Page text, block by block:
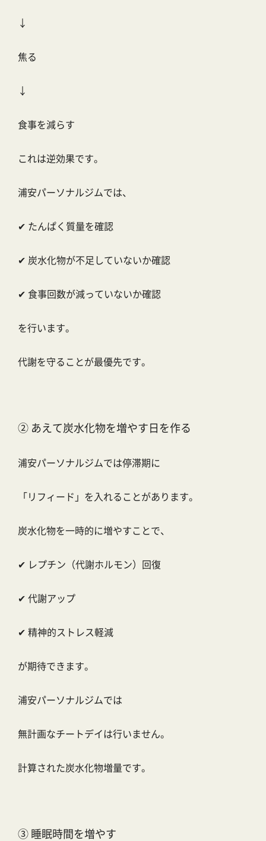
↓
焦る
↓
食事を減らす
これは逆効果です。
浦安パーソナルジムでは、
✔ たんぱく質量を確認
✔ 炭水化物が不足していないか確認
✔ 食事回数が減っていないか確認
を行います。
代謝を守ることが最優先です。
② あえて炭水化物を増やす日を作る
浦安パーソナルジムでは停滞期に
「リフィード」を入れることがあります。
炭水化物を一時的に増やすことで、
✔ レプチン（代謝ホルモン）回復
✔ 代謝アップ
✔ 精神的ストレス軽減
が期待できます。
浦安パーソナルジムでは
無計画なチートデイは行いません。
計算された炭水化物増量です。
③ 睡眠時間を増やす